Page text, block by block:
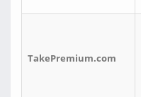
TakePremium.com